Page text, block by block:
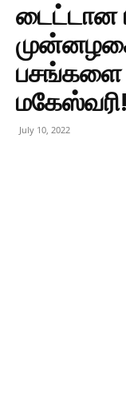
டைட்டான
பசங்களை
July 10, 2022